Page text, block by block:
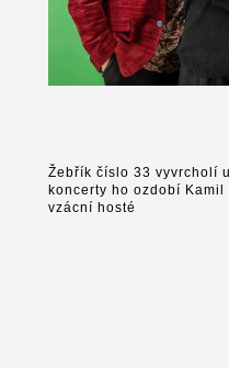
Žebřík číslo 33 vyvrcholí
koncerty ho ozdobí
vzácní hosté